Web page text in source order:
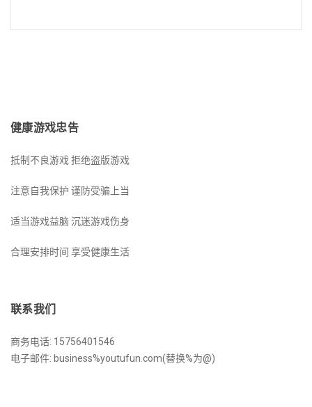
健康游戏忠告
抵制不良游戏 拒绝盗版游戏
注意自我保护 谨防受骗上当
适当游戏益脑 沉迷游戏伤身
合理安排时间 享受健康生活
联系我们
商务电话: 15756401546
电子邮件: business%youtufun.com(替换%为@)